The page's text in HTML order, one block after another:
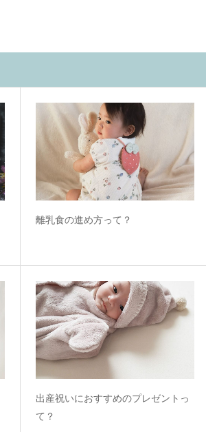
離乳食の進め方って？
出産祝いにおすすめのプレゼントっ
て？